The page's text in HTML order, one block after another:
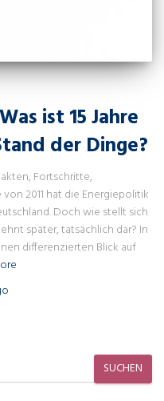
ist 15 Jahre
der Dinge?
Fortschritte,
2011 hat die Energiepolitik
Doch wie stellt sich
später, tatsächlich dar? In
differenzierten Blick auf
SUCHEN